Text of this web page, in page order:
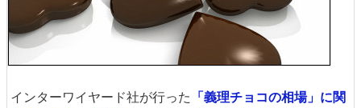
インターワイヤード社が行った 「義理チョコの相場」に関